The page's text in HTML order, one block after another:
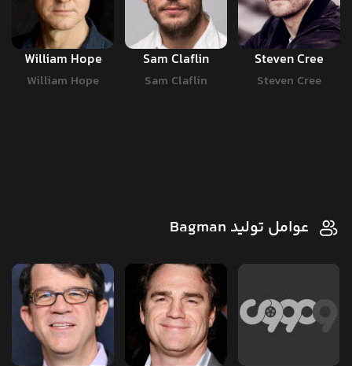
Steven Cree
Steven Cree
Sam Claflin
Sam Claflin
William Hope
William Hope
عوامل تولید Bagman